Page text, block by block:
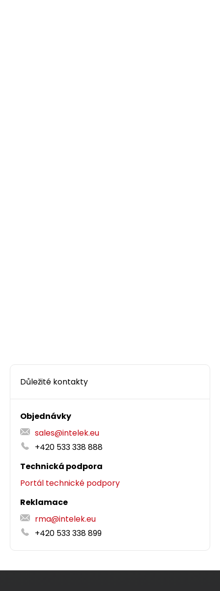
Důležité kontakty
Objednávky
sales@intelek.eu
+420 533 338 888
Technická podpora
Portál technické podpory
Reklamace
rma@intelek.eu
+420 533 338 899